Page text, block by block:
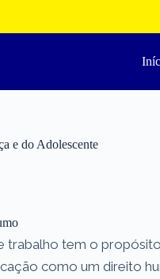
e do Adolescente
trabalho tem o
como um direito